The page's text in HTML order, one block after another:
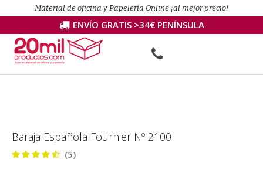
Material de oficina y Papelería Online ¡al mejor precio!
ENVÍO GRATIS >34€ PENÍNSULA
Baraja Española Fournier Nº 2100
(5)